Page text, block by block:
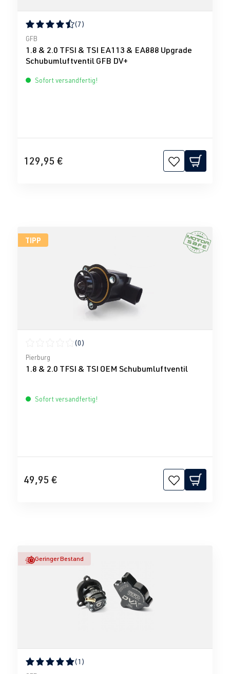
Durchschnittliche Bewertung von 4.43 von 5 Sternen
(7)
GFB
1.8 & 2.0 TFSI & TSI EA113 & EA888 Upgrade
Schubumluftventil GFB DV+
Sofort versandfertig!
129,95 €
TIPP
Durchschnittliche Bewertung von 0 von 5 Sternen
(0)
Pierburg
1.8 & 2.0 TFSI & TSI OEM Schubumluftventil
Sofort versandfertig!
49,95 €
Geringer Bestand
(1)